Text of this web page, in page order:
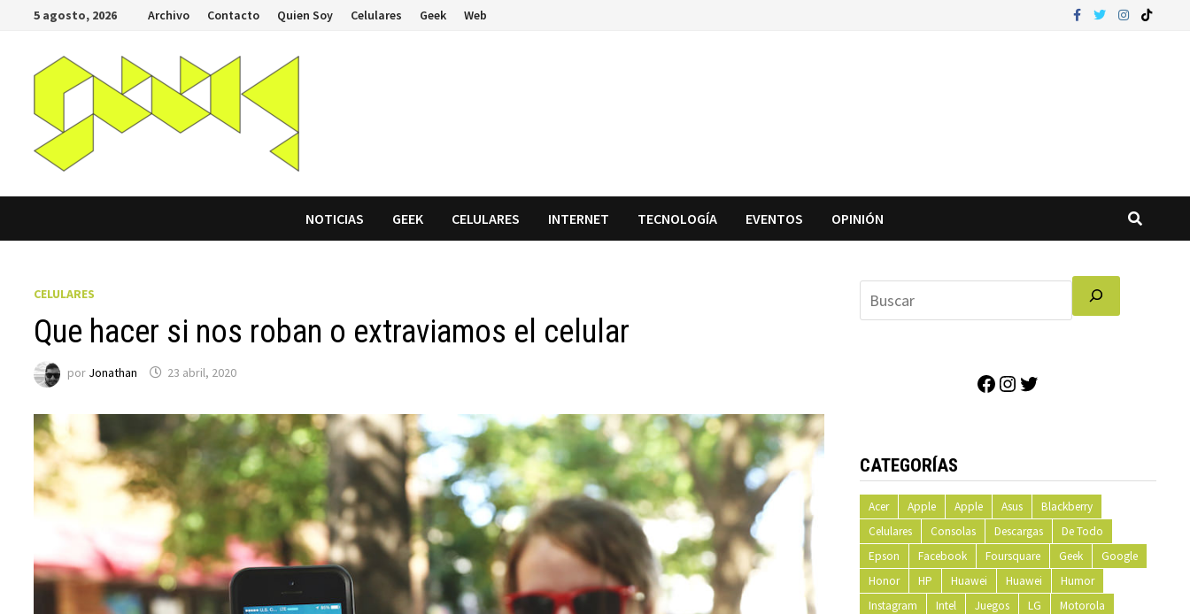
Saltar
contenido
5 agosto, 2026 Archivo Contacto Quien Soy Celulares Geek Web
NOTICIAS GEEK CELULARES INTERNET TECNOLOGÍA EVENTOS OPINIÓN
CELULARES
Que hacer si nos roban o extraviamos el celular
por Jonathan 23 abril, 2020
Facebook
Instagram
CATEGORÍAS
Acer Apple Apple Asus
Blackberry
Celulares
Consolas Descargas
De Todo
Epson
Facebook Foursquare Geek
Google
Honor
HP Huawei Huawei
Humor
Instagram
Intel Juegos LG
Motorola